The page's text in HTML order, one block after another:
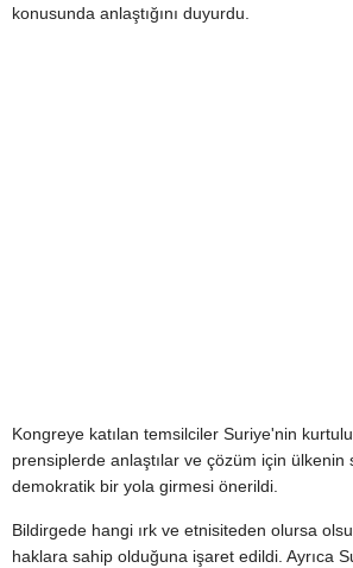
konusunda anlaştığını duyurdu.
Kongreye katılan temsilciler Suriye'nin
prensiplerde anlaştılar ve çözüm için ülkenin
demokratik bir yola girmesi önerildi.
Bildirgede hangi ırk ve etnisiteden olursa
haklara sahip olduğuna işaret edildi. Ayrıca